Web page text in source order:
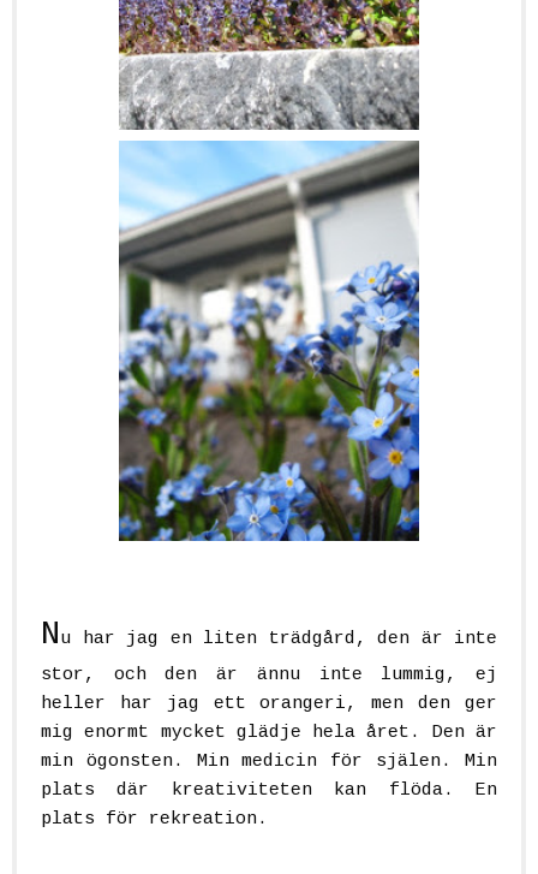
Nu har jag en liten trädgård, den är inte
stor, och den är ännu inte lummig, ej
heller har jag ett orangeri, men den ger
mig enormt mycket glädje hela året. Den är
min ögonsten. Min medicin för själen. Min
plats där kreativiteten kan flöda. En
plats för rekreation.